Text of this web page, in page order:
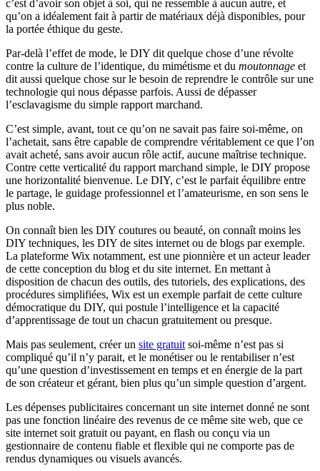
c’est d’avoir son objet à soi, qui ne ressemble à aucun autre, et
qu’on a idéalement fait à partir de matériaux déjà disponibles, pour
la portée éthique du geste.
Par-delà l’effet de mode, le DIY dit quelque chose d’une révolte
contre la culture de l’identique, du mimétisme et du moutonnage et
dit aussi quelque chose sur le besoin de reprendre le contrôle sur une
technologie qui nous dépasse parfois. Aussi de dépasser
l’esclavagisme du simple rapport marchand.
C’est simple, avant, tout ce qu’on ne savait pas faire soi-même, on
l’achetait, sans être capable de comprendre véritablement ce que l’on
avait acheté, sans avoir aucun rôle actif, aucune maîtrise technique.
Contre cette verticalité du rapport marchand simple, le DIY propose
une horizontalité bienvenue. Le DIY, c’est le parfait équilibre entre
le partage, le guidage professionnel et l’amateurisme, en son sens le
plus noble.
On connaît bien les DIY coutures ou beauté, on connaît moins les
DIY techniques, les DIY de sites internet ou de blogs par exemple.
La plateforme Wix notamment, est une pionnière et un acteur leader
de cette conception du blog et du site internet. En mettant à
disposition de chacun des outils, des tutoriels, des explications, des
procédures simplifiées, Wix est un exemple parfait de cette culture
démocratique du DIY, qui postule l’intelligence et la capacité
d’apprentissage de tout un chacun gratuitement ou presque.
Mais pas seulement, créer un site gratuit soi-même n’est pas si
compliqué qu’il n’y parait, et le monétiser ou le rentabiliser n’est
qu’une question d’investissement en temps et en énergie de la part
de son créateur et gérant, bien plus qu’un simple question d’argent.
Les dépenses publicitaires concernant un site internet donné ne sont
pas une fonction linéaire des revenus de ce même site web, que ce
site internet soit gratuit ou payant, en flash ou conçu via un
gestionnaire de contenu fiable et flexible qui ne comporte pas de
rendus dynamiques ou visuels avancés.